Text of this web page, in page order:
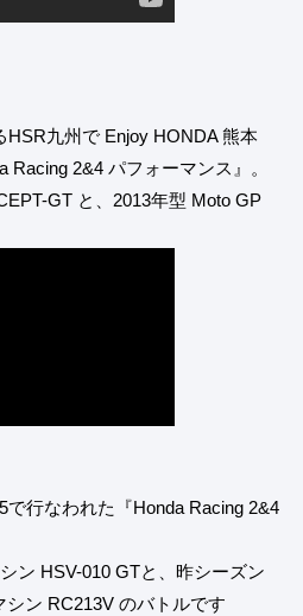
HSR九州で Enjoy HONDA 熊本
Racing 2&4 パフォーマンス』。
GT と、2013年型 Moto GP
行なわれた『Honda Racing 2&4
ン HSV-010 GTと、昨シーズン
ン RC213V のバトルです